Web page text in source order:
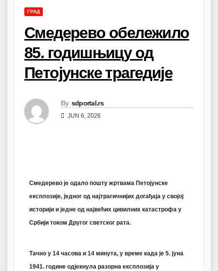
ГРАД
Смедерево обележило
85. годишњицу од
Петојунске трагедије
By sdportal.rs
JUN 6, 2026
Смедерево је одало пошту жртвама Петојунске
експлозије, једног од најтрагичнијих догађаја у својој
историји и једне од највећих цивилних катастрофа у
Србији током Другог светског рата.
Тачно у 14 часова и 14 минута, у време када је 5. јуна
1941. године одјекнула разорна експлозија у